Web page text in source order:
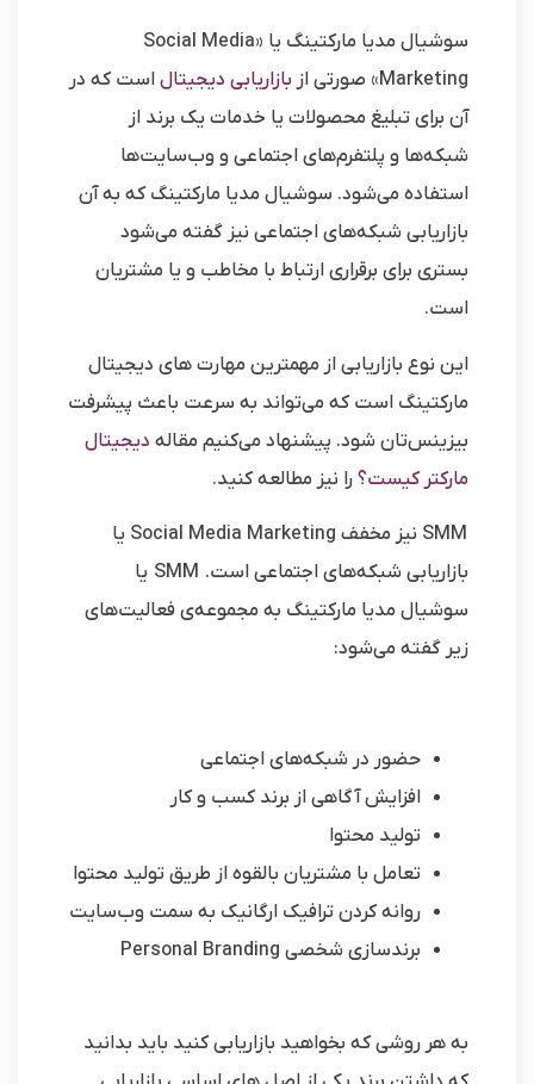
سوشیال مدیا مارکتینگ یا «Social Media
Marketing» صورتی از
بازاریابی دیجیتال است که در
آن برای تبلیغ محصولات یا خدمات یک برند از
شبکه‌ها و پلتفرم‌های اجتماعی و وب‌سایت‌ها
استفاده می‌شود. سوشیال مدیا مارکتینگ که به آن
بازاریابی شبکه‌های اجتماعی نیز گفته می‌شود
بستری برای برقراری ارتباط با مخاطب و یا مشتریان
است.
این نوع بازاریابی از مهمترین مهارت های دیجیتال
مارکتینگ است که می‌تواند به سرعت باعث پیشرفت
بیزینس‌تان شود. پیشنهاد می‌کنیم مقاله دیجیتال
مارکتر کیست؟ را نیز مطالعه کنید.
SMM نیز مخفف Social Media Marketing یا
بازاریابی شبکه‌‎های اجتماعی است. SMM یا
سوشیال مدیا مارکتینگ به مجموعه‌ی فعالیت‎‌های
زیر گفته می‌شود:
حضور در شبکه‌های اجتماعی
افزایش آگاهی از برند کسب و کار
تولید محتوا
تعامل با مشتریان بالقوه از طریق تولید محتوا
روانه کردن ترافیک ارگانیک به سمت وب‌سایت
برندسازی شخصی Personal Branding
به هر روشی که بخواهید بازاریابی کنید باید بدانید